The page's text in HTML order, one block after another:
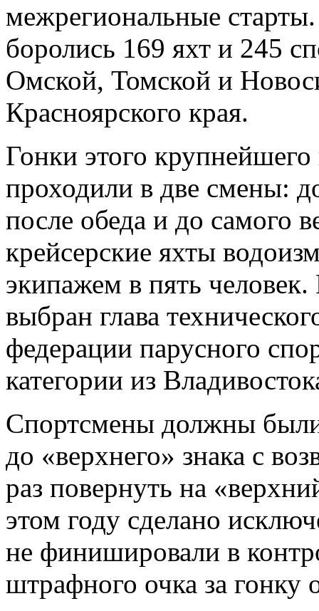
межрегиональные
боролись 169 яхт и 245
Омской, Томской и
Красноярского края.
Гонки этого
проходили в две смены:
после обеда и до самого
крейсерские яхты
экипажем в пять
выбран глава
федерации парусного
категории из
Спортсмены должны
до «верхнего» знака с
раз повернуть на
этом году сделано
не финишировали в
штрафного очка за гонку